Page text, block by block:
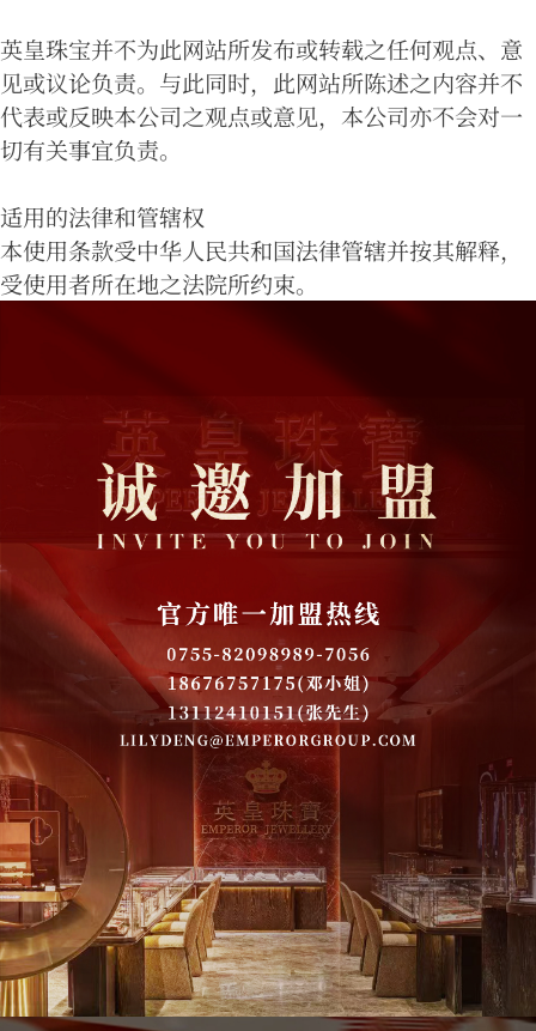
英皇珠宝并不为此网站所发布或转载之任何观点、意
见或议论负责。与此同时，此网站所陈述之内容并不
代表或反映本公司之观点或意见，本公司亦不会对一
切有关事宜负责。
适用的法律和管辖权
本使用条款受中华人民共和国法律管辖并按其解释，
受使用者所在地之法院所约束。